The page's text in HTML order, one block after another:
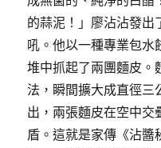
的蒜泥！」廖沾沾發出
吼。他以一種專業包水
堆中抓起了兩團麵皮。
法，瞬間擴大成直徑三
出，兩張麵皮在空中交
盾。這就是家傳《沾醬